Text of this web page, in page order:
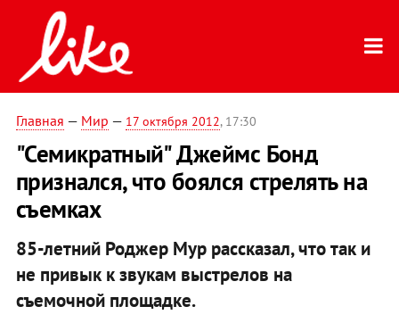
Главная — Мир — 17 октября 2012, 17:30
"Семикратный" Джеймс Бонд
признался, что боялся стрелять на
съемках
85-летний Роджер Мур рассказал, что так и
не привык к звукам выстрелов на
съемочной площадке.